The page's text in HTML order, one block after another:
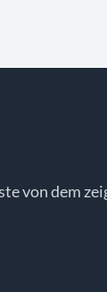
von dem